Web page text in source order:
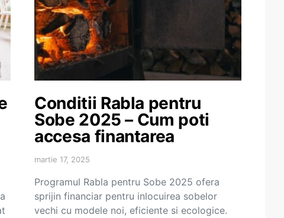
Conditii Rabla pentru
Sobe 2025 – Cum poti
accesa finantarea
martie 17, 2025
Programul Rabla pentru Sobe 2025 ofera
sprijin financiar pentru inlocuirea sobelor
vechi cu modele noi, eficiente si ecologice.